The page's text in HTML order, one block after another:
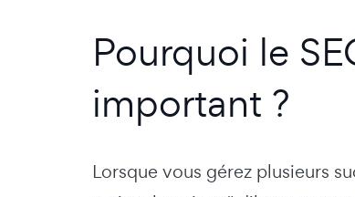
Pourquoi le
important ?
Lorsque vous gérez plusieurs